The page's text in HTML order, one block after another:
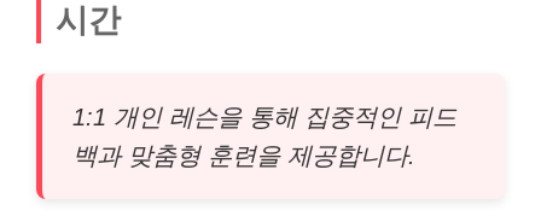
시간
1:1 개인 레슨을 통해 집중적인 피드
백과 맞춤형 훈련을 제공합니다.